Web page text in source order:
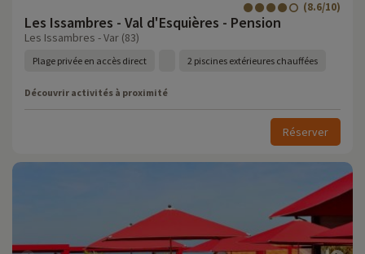
Les Issambres - Val d'Esquières - Pension
(8.6/10)
Les Issambres - Var (83)
Plage privée en accès direct 2 piscines extérieures chauffées
Découvrir activités à proximité
Réserver